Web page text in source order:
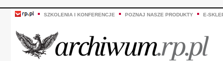
SZKOLENIA I KONFERENCJE POZNAJ NASZE PRODUKTY E-